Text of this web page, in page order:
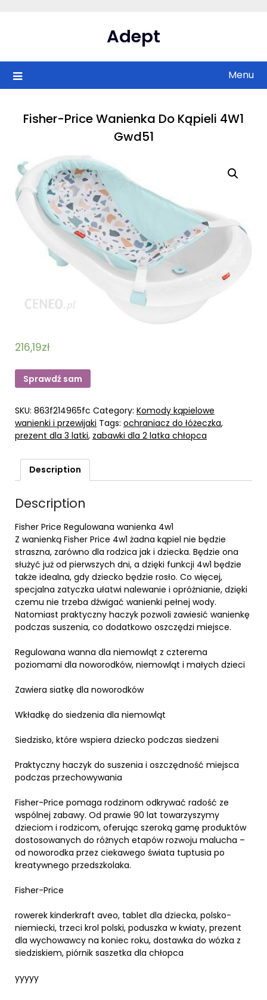
Adept
Menu
Fisher-Price Wanienka Do Kąpieli 4W1
Gwd51
216,19zł
Sprawdź sam
SKU: 863f214965fc Category: Komody kąpielowe
wanienki i przewijaki Tags: ochraniacz do łóżeczka,
prezent dla 3 latki, zabawki dla 2 latka chłopca
Description
Description
Fisher Price Regulowana wanienka 4w1
Z wanienką Fisher Price 4w1 żadna kąpiel nie będzie
straszna, zarówno dla rodzica jak i dziecka. Będzie ona
służyć już od pierwszych dni, a dzięki funkcji 4w1 będzie
także idealna, gdy dziecko będzie rosło. Co więcej,
specjalna zatyczka ułatwi nalewanie i opróżnianie, dzięki
czemu nie trzeba dźwigać wanienki pełnej wody.
Natomiast praktyczny haczyk pozwoli zawiesić wanienkę
podczas suszenia, co dodatkowo oszczędzi miejsce.
Regulowana wanna dla niemowląt z czterema
poziomami dla noworodków, niemowląt i małych dzieci
Zawiera siatkę dla noworodków
Wkładkę do siedzenia dla niemowląt
Siedzisko, które wspiera dziecko podczas siedzeni
Praktyczny haczyk do suszenia i oszczędność miejsca
podczas przechowywania
Fisher-Price pomaga rodzinom odkrywać radość ze
wspólnej zabawy. Od prawie 90 lat towarzyszymy
dzieciom i rodzicom, oferując szeroką gamę produktów
dostosowanych do różnych etapów rozwoju malucha –
od noworodka przez ciekawego świata tuptusia po
kreatywnego przedszkolaka.
Fisher-Price
rowerek kinderkraft aveo, tablet dla dziecka, polsko-
niemiecki, trzeci krol polski, poduszka w kwiaty, prezent
dla wychowawcy na koniec roku, dostawka do wózka z
siedziskiem, piórnik saszetka dla chłopca
yyyyy